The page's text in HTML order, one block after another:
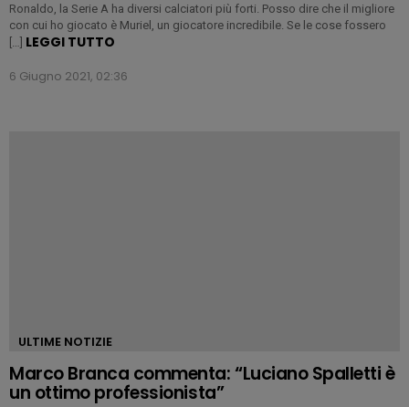
Ronaldo, la Serie A ha diversi calciatori più forti. Posso dire che il migliore
con cui ho giocato è Muriel, un giocatore incredibile. Se le cose fossero
LEGGI TUTTO
6 Giugno 2021, 02:36
ULTIME NOTIZIE
Marco Branca commenta: “Luciano Spalletti è
un ottimo professionista”